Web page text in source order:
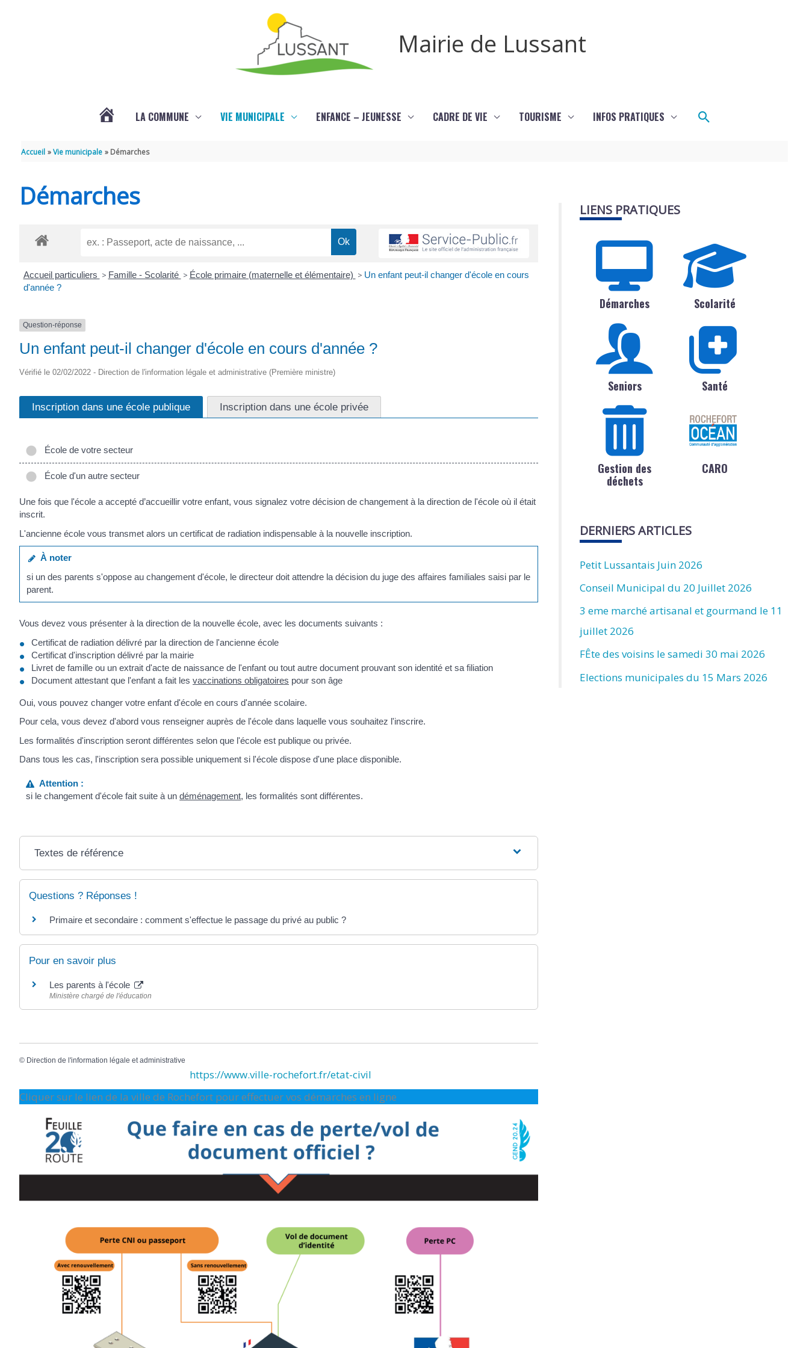
Mairie de Lussant
LA COMMUNE VIE MUNICIPALE ENFANCE – JEUNESSE CADRE DE VIE TOURISME INFOS PRATIQUES Rechercher
Accueil Vie municipale Démarches
Démarches
Accueil particuliers > Famille - Scolarité > École primaire (maternelle et élémentaire) > Un enfant peut-il changer d'école en cours
d'année ?
Question-réponse
Un enfant peut-il changer d'école en cours d'année ?
Vérifié le 02/02/2022 - Direction de l'information légale et administrative (Première ministre)
Inscription dans une école publique Inscription dans une école privée
École de votre secteur
École d'un autre secteur
Une fois que l'école a accepté d’accueillir votre enfant, vous signalez votre décision de changement à la direction de l'école où il était
inscrit.
L'ancienne école vous transmet alors un certificat de radiation indispensable à la nouvelle inscription.
À noter
si un des parents s'oppose au changement d'école, le directeur doit attendre la décision du juge des affaires familiales saisi par le
parent.
Vous devez vous présenter à la direction de la nouvelle école, avec les documents suivants :
Certificat de radiation délivré par la direction de l'ancienne école
Certificat d'inscription délivré par la mairie
Livret de famille ou un extrait d'acte de naissance de l'enfant ou tout autre document prouvant son identité et sa filiation
Document attestant que l'enfant a fait les vaccinations obligatoires pour son âge
Oui, vous pouvez changer votre enfant d'école en cours d'année scolaire.
Pour cela, vous devez d'abord vous renseigner auprès de l'école dans laquelle vous souhaitez l'inscrire.
Les formalités d'inscription seront différentes selon que l'école est publique ou privée.
Dans tous les cas, l'inscription sera possible uniquement si l'école dispose d'une place disponible.
Attention :
si le changement d'école fait suite à undéménagement, les formalités sont différentes.
Textes de référence
Questions ? Réponses !
Primaire et secondaire : comment s'effectue le passage du privé au public ?
Pour en savoir plus
Les parents à l'école
Ministère chargé de l'éducation
© Direction de l'information légale et administrative
https://www.ville-rochefort.fr/etat-civil
Cliquer sur le lien de la ville de Rochefort pour effectuer vos démarches en ligne
LIENS PRATIQUES
Démarches Scolarité
Seniors Santé
Gestion des
déchets
CARO
DERNIERS ARTICLES
Petit Lussantais Juin 2026
Conseil Municipal du 20 Juillet 2026
3 eme marché artisanal et gourmand le 11
juillet 2026
FÊte des voisins le samedi 30 mai 2026
Elections municipales du 15 Mars 2026